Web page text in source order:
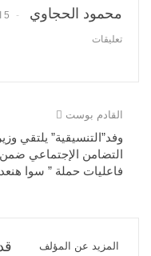
محمود الحجاوي 5 المشاركات
تعليقات
القادم بوست
وفد”التنسيقية” يلتقي
التضامن الإجتماعي ضمن
فاعليات حملة ” سوا
المزيد عن المؤلف